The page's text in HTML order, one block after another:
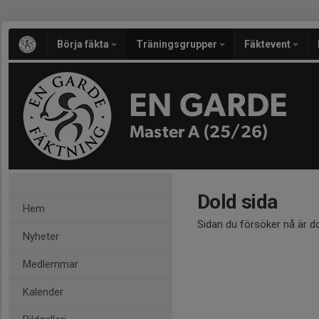
Börja fäkta Träningsgrupper Fäktevent
EN GARDE
Master A (25/26)
Hem
Nyheter
Medlemmar
Kalender
Dold sida
Sidan du försöker nå är